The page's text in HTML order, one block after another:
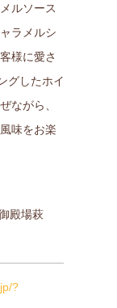
ルソース
ラメルシ
様に愛さ
グしたホイ
ながら、
味をお楽
殿場萩
?